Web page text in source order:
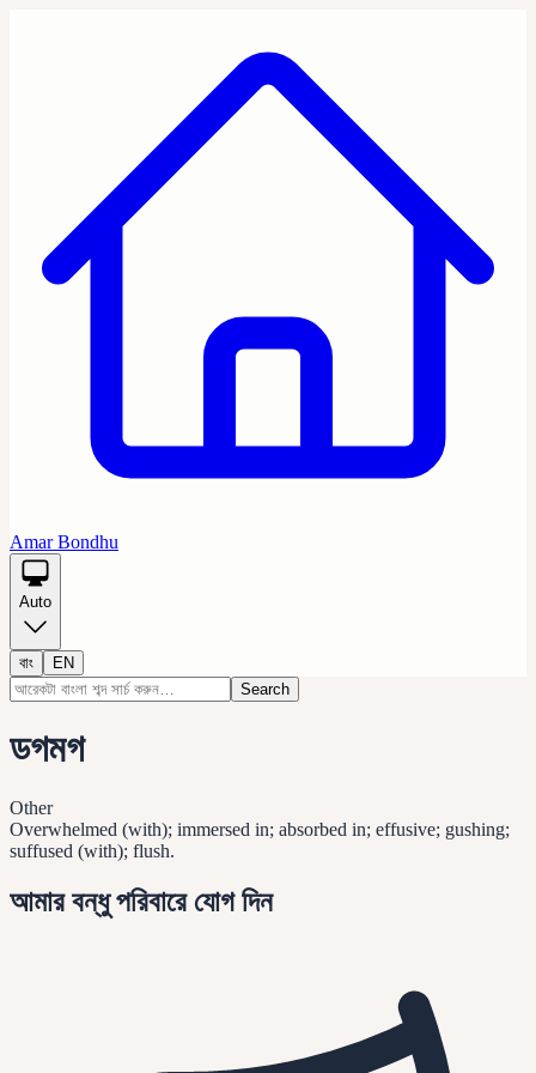
Amar Bondhu
Auto
বাং
EN
Search
ডগমগ
Other
Overwhelmed (with); immersed in; absorbed in; effusive; gushing;
suffused (with); flush.
আমার বন্ধু পরিবারে যোগ দিন